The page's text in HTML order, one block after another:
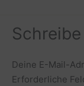
Deine E-Mail-
Erforderliche